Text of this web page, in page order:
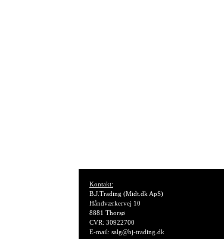
Kontakt:
B.J.Trading (Midt.dk ApS)
Håndværkervej 10
8881 Thorsø
CVR: 30922700
E-mail: salg@bj-trading.dk